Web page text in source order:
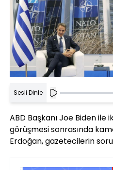
Sesli Dinle
ABD Başkanı Joe Biden ile
görüşmesi sonrasında
Erdoğan, gazetecilerin